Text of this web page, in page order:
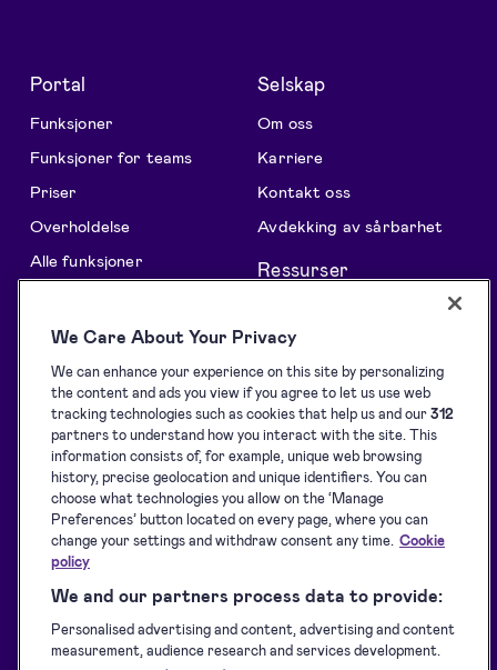
Portal
Funksjoner
Funksjoner for teams
Priser
Overholdelse
Alle funksjoner
Oversikt
Samling av signaturer
Signering
Identifisering
Forsegling
Selskap
Om oss
Karriere
Kontakt oss
Avdekking av sårbarhet
Ressurser
Blogg
Kundehistorier
Utviklere
Støttede eID-verktøy
Nedlastinger
Tjenestevilkår
Personvernerklæring
We Care About Your Privacy
We can enhance your experience on this site by personalizing
the content and ads you view if you agree to let us use web
tracking technologies such as cookies that help us and our312
partners to understand how you interact with the site. This
information consists of, for example, unique web browsing
history, precise geolocation and unique identifiers. You can
choose what technologies you allow on the ‘Manage
Preferences’ button located on every page, where you can
change your settings and withdraw consent any time. Cookie
policy
We and our partners process data to provide:
Personalised advertising and content, advertising and content
measurement, audience research and services development.